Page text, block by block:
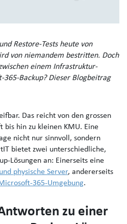
Restore-Tests heute von
von niemandem bestritten. Doch
einem Infrastruktur-
Backup? Dieser Blogbeitrag
Das reicht von den grossen
bis hin zu kleinen KMU. Eine
nicht nur sinnvoll, sondern
bietet zwei unterschiedliche,
Lösungen an: Einerseits eine
physische Server, andererseits
365-Umgebung.
zu einer